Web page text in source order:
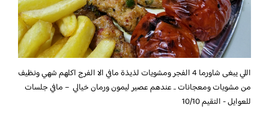
اللي يبغى شاورما 4 الفجر ومشويات لذيذة مافي الا الفرج اكلهم شهي ونظيف
من مشويات ومعجانات .. عندهم عصير ليمون ورمان خيالي – مافي جلسات
للعوايل ‎- التقيم 10/10